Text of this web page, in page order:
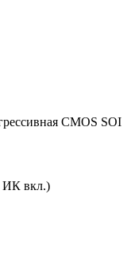
CMOS SOI
ИК вкл.)